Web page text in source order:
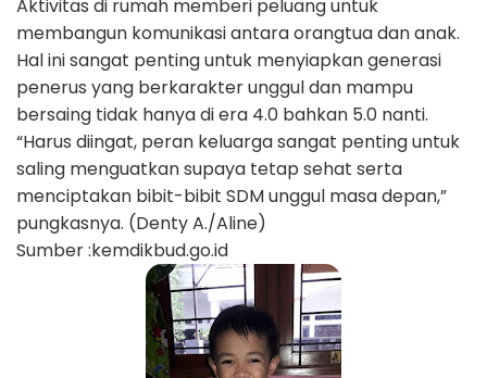
Aktivitas di rumah memberi peluang untuk
membangun komunikasi antara orangtua dan anak.
Hal ini sangat penting untuk menyiapkan generasi
penerus yang berkarakter unggul dan mampu
bersaing tidak hanya di era 4.0 bahkan 5.0 nanti.
“Harus diingat, peran keluarga sangat penting untuk
saling menguatkan supaya tetap sehat serta
menciptakan bibit-bibit SDM unggul masa depan,”
pungkasnya. (Denty A./Aline)
Sumber :kemdikbud.go.id